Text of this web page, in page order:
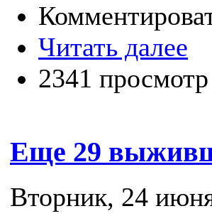
Читать далее
2341 просмотр
Еще 29
Вторник, 24